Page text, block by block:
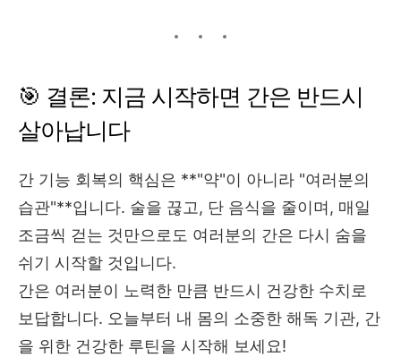
🎯 결론: 지금 시작하면 간은 반드시
살아납니다
간 기능 회복의 핵심은 **"약"이 아니라 "여러분의
습관"**입니다. 술을 끊고, 단 음식을 줄이며, 매일
조금씩 걷는 것만으로도 여러분의 간은 다시 숨을
쉬기 시작할 것입니다.
간은 여러분이 노력한 만큼 반드시 건강한 수치로
보답합니다. 오늘부터 내 몸의 소중한 해독 기관, 간
을 위한 건강한 루틴을 시작해 보세요!